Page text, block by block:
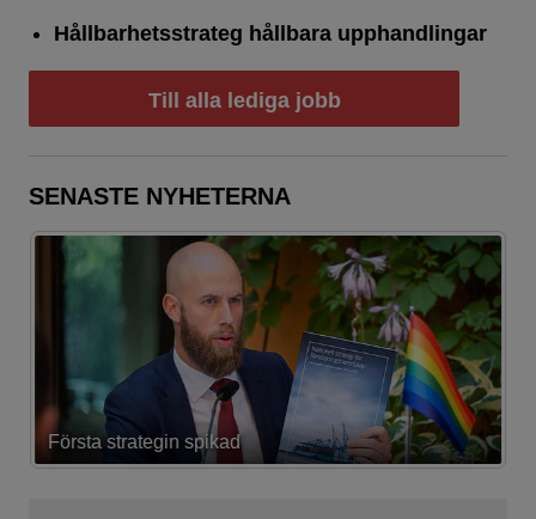
Hållbarhetsstrateg hållbara upphandlingar
Till alla lediga jobb
SENASTE NYHETERNA
Första strategin spikad